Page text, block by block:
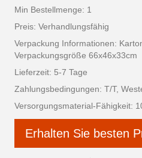
Min Bestellmenge: 1
Preis: Verhandlungsfähig
Verpackung Informationen:
Verpackungsgröße 66x46x33cm
Lieferzeit: 5-7 Tage
Zahlungsbedingungen: T/T,
Versorgungsmaterial-Fähigkeit:
Erhalten Sie besten